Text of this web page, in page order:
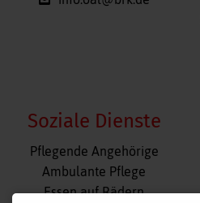
Soziale Dienste
Navigation
überspringen
Pflegende Angehörige
Ambulante Pflege
Essen auf Rädern